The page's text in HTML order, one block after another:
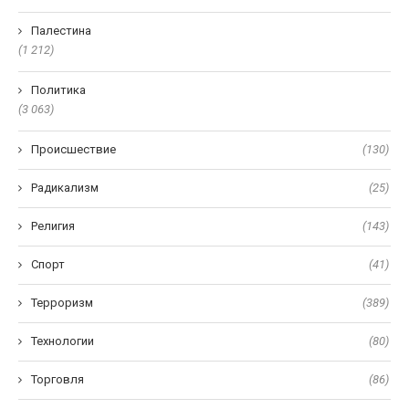
Палестина
(1 212)
Политика
(3 063)
Происшествие (130)
Радикализм (25)
Религия (143)
Спорт (41)
Терроризм (389)
Технологии (80)
Торговля (86)